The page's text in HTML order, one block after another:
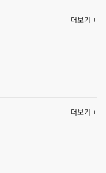
더보기 +
더보기 +